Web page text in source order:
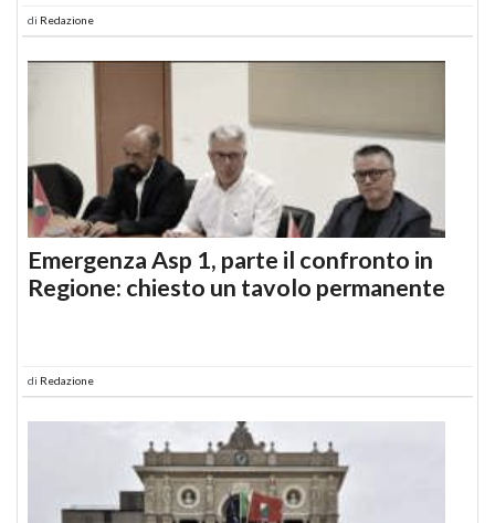
di Redazione
Emergenza Asp 1, parte il confronto in
Regione: chiesto un tavolo permanente
di Redazione